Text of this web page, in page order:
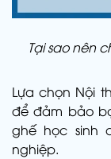
Tại sao nên
Lựa chọn Nội
để đảm bảo
ghế học sinh
nghiệp.